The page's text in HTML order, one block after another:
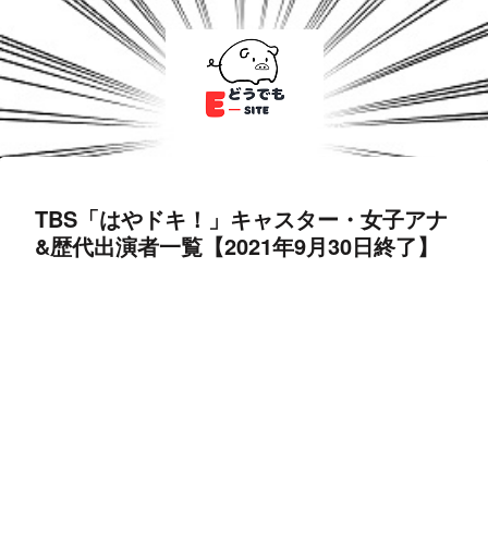
TBS「はやドキ！」キャスター・女子アナ
&歴代出演者一覧【2021年9月30日終了】